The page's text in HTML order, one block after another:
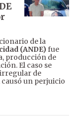
de la
(ANDE)fue
producción de
El caso se
de
un perjuicio